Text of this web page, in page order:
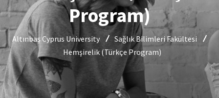
Program)
Altınbaş Cyprus University
Sağlık Bilimleri Fakültesi
Hemşirelik (Türkçe Program)